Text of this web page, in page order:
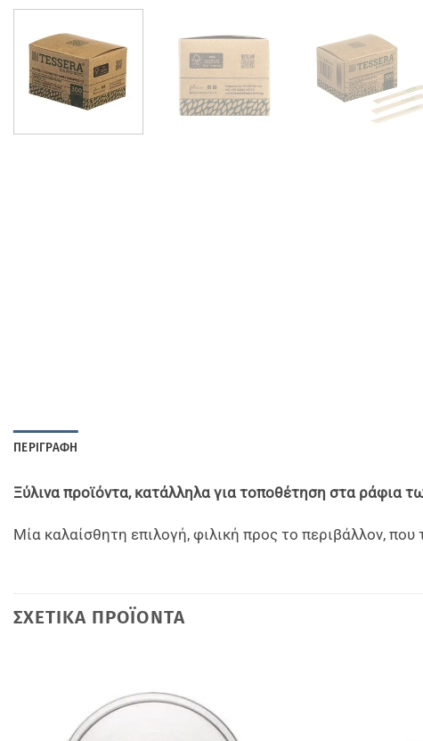
ΠΕΡΙΓΡΑΦΉ
Ξύλινα προϊόντα, κατάλληλα για τοποθέτηση στα ράφια
Μία καλαίσθητη επιλογή, φιλική προς το περιβάλλον, που
ΣΧΕΤΙΚΆ ΠΡΟΪΌΝΤΑ